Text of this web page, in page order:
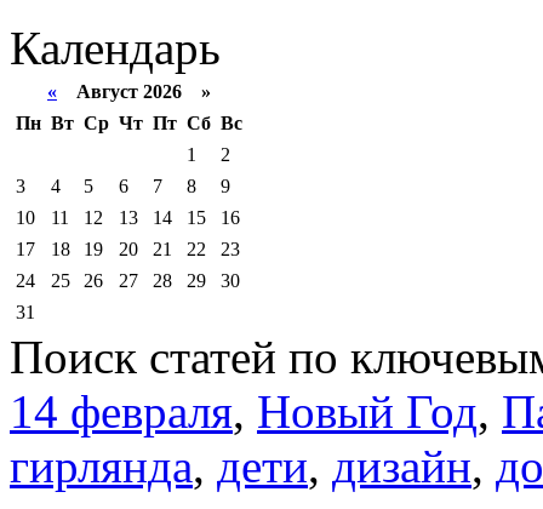
Календарь
« Август 2026 »
Пн Вт Ср Чт Пт Сб Вс
1
2
3
4 5 6 7 8
9
10
11 12 13 14 15
16
17
18 19 20 21 22
23
24
25 26 27 28 29
30
31
Поиск статей по
14 февраля, Новый Год,
гирлянда, дети, дизайн,